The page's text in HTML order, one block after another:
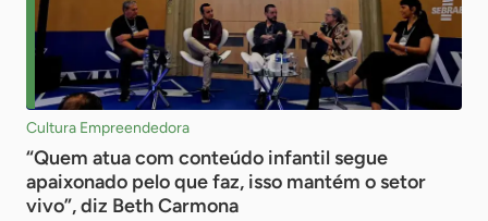
Cultura Empreendedora
“Quem atua com conteúdo infantil segue
apaixonado pelo que faz, isso mantém o setor
vivo”, diz Beth Carmona